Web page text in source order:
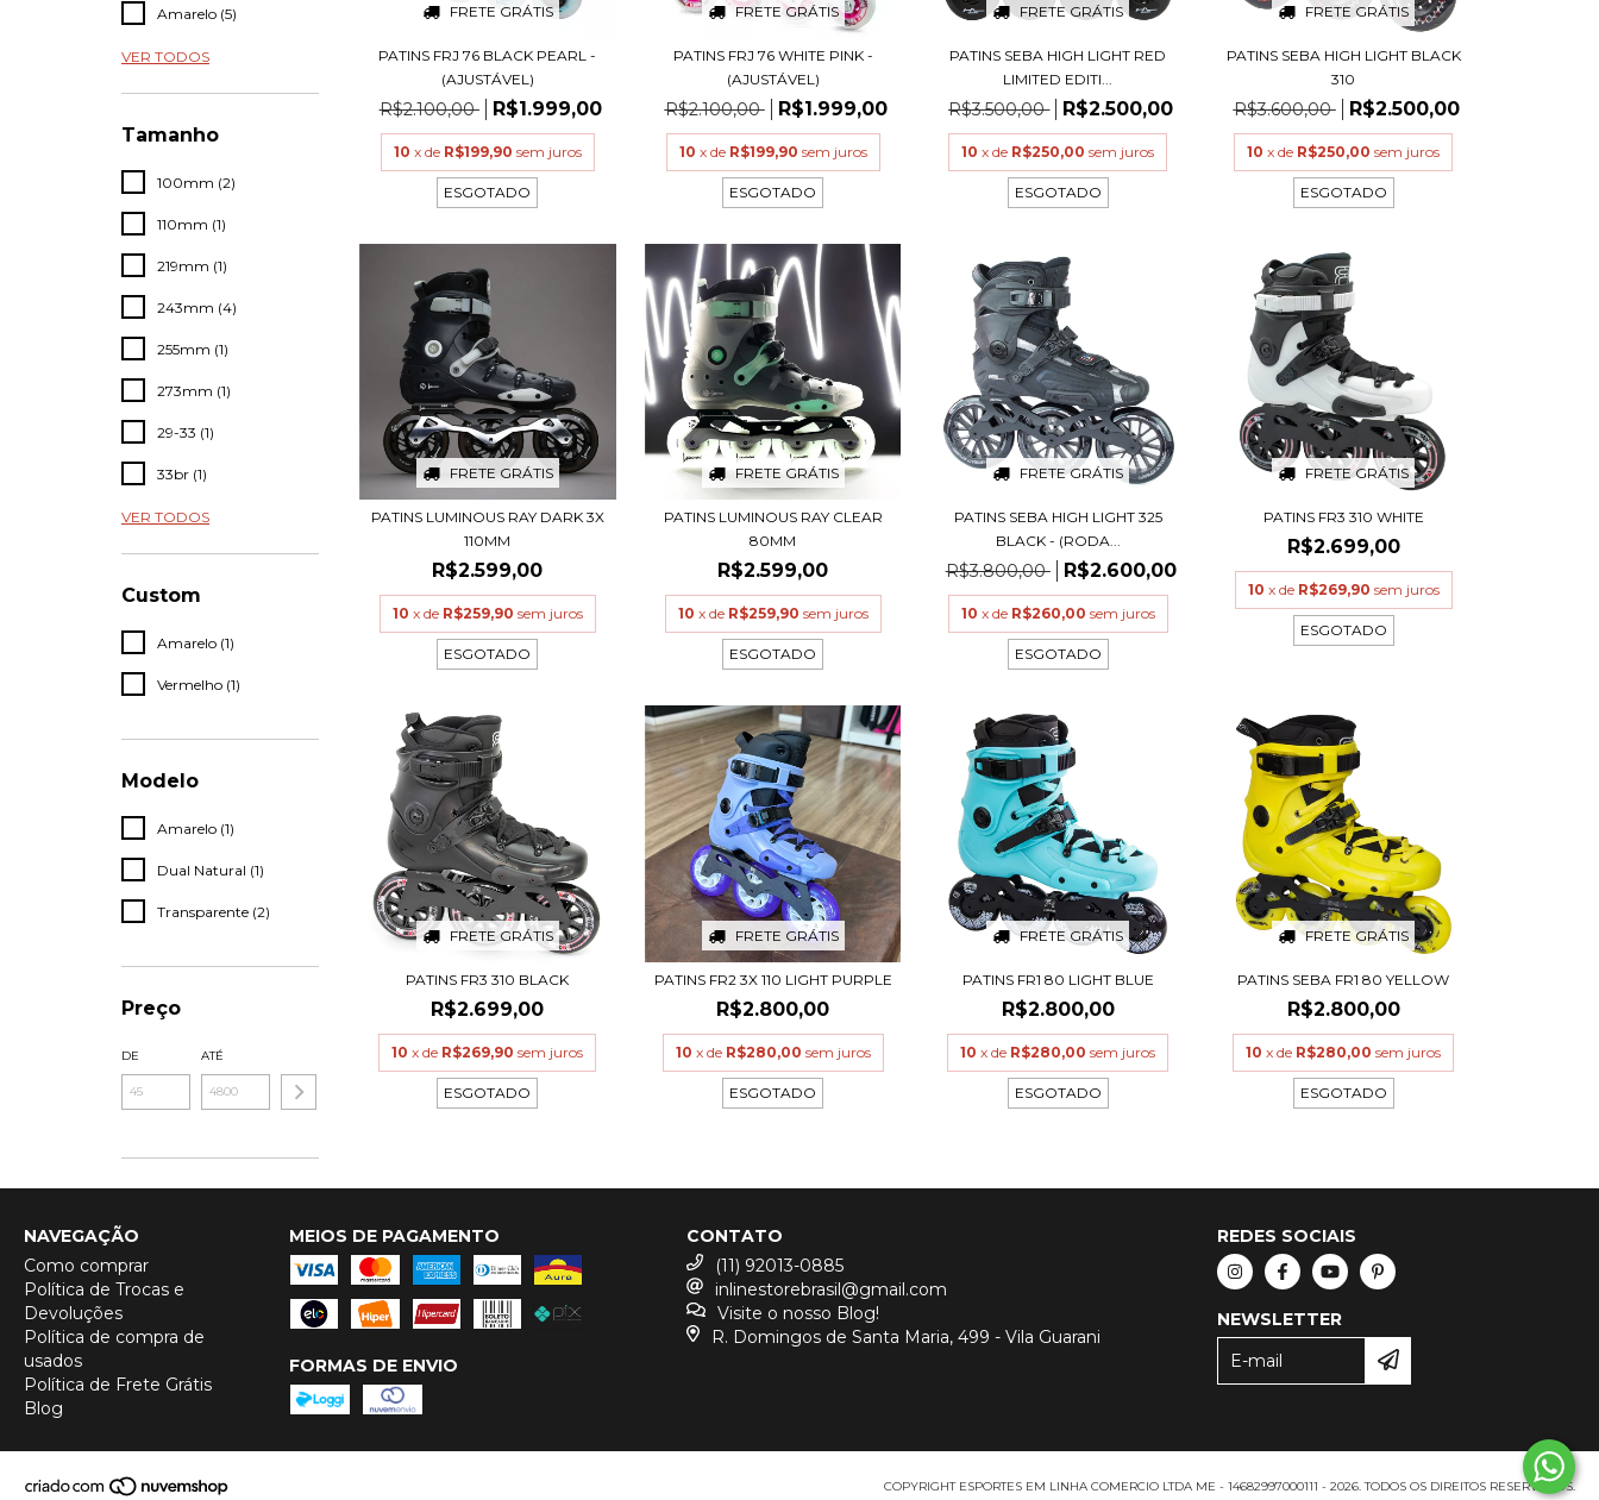
Amarelo (5)
VER TODOS
Tamanho
100mm (2)
110mm (1)
219mm (1)
243mm (4)
255mm (1)
273mm (1)
29-33 (1)
33br (1)
VER TODOS
Custom
Amarelo (1)
Vermelho (1)
Modelo
Amarelo (1)
Dual Natural (1)
Transparente (2)
Preço
DE ATÉ
FRETE GRÁTIS
PATINS FRJ 76 BLACK PEARL -
(AJUSTÁVEL)
R$2.100,00 R$1.999,00
10 x de R$199,90 sem juros
ESGOTADO
FRETE GRÁTIS
PATINS FRJ 76 WHITE PINK -
(AJUSTÁVEL)
R$2.100,00 R$1.999,00
10 x de R$199,90 sem juros
ESGOTADO
FRETE GRÁTIS
PATINS SEBA HIGH LIGHT RED
LIMITED EDITI...
R$3.500,00 R$2.500,00
10 x de R$250,00 sem juros
ESGOTADO
FRETE GRÁTIS
PATINS SEBA HIGH LIGHT BLACK
310
R$3.600,00 R$2.500,00
10 x de R$250,00 sem juros
ESGOTADO
FRETE GRÁTIS
PATINS LUMINOUS RAY DARK 3X
110MM
R$2.599,00
10 x de R$259,90 sem juros
ESGOTADO
FRETE GRÁTIS
PATINS LUMINOUS RAY CLEAR
80MM
R$2.599,00
10 x de R$259,90 sem juros
ESGOTADO
FRETE GRÁTIS
PATINS SEBA HIGH LIGHT 325
BLACK - (RODA...
R$3.800,00 R$2.600,00
10 x de R$260,00 sem juros
ESGOTADO
FRETE GRÁTIS
PATINS FR3 310 WHITE
R$2.699,00
10 x de R$269,90 sem juros
ESGOTADO
FRETE GRÁTIS
PATINS FR3 310 BLACK
R$2.699,00
10 x de R$269,90 sem juros
ESGOTADO
FRETE GRÁTIS
PATINS FR2 3X 110 LIGHT PURPLE
R$2.800,00
10 x de R$280,00 sem juros
ESGOTADO
FRETE GRÁTIS
PATINS FR1 80 LIGHT BLUE
R$2.800,00
10 x de R$280,00 sem juros
ESGOTADO
FRETE GRÁTIS
PATINS SEBA FR1 80 YELLOW
R$2.800,00
10 x de R$280,00 sem juros
ESGOTADO
NAVEGAÇÃO
Como comprar
Política de Trocas e
Devoluções
Política de compra de
usados
Política de Frete Grátis
Blog
MEIOS DE PAGAMENTO
FORMAS DE ENVIO
CONTATO
(11) 92013-0885
inlinestorebrasil@gmail.com
Visite o nosso Blog!
R. Domingos de Santa Maria, 499 - Vila Guarani
REDES SOCIAIS
NEWSLETTER
COPYRIGHT ESPORTES EM LINHA COMERCIO LTDA ME - 14682997000111 - 2026. TODOS OS DIREITOS RESERVADOS.